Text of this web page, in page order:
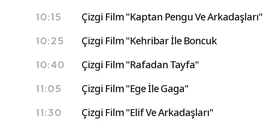
10:15 Çizgi Film "Kaptan Pengu Ve Arkadaşları"
10:25 Çizgi Film "Kehribar İle Boncuk
10:40 Çizgi Film "Rafadan Tayfa"
11:05 Çizgi Film "Ege İle Gaga"
11:30 Çizgi Film "Elif Ve Arkadaşları"